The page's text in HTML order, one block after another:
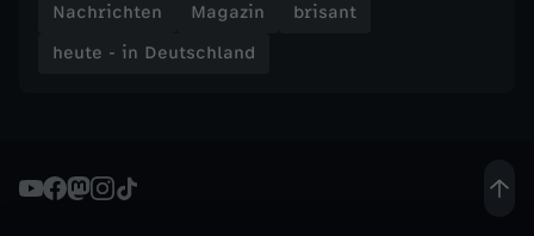
-
u
Nachrichten Magazin
brisant
heute - in Deutschland